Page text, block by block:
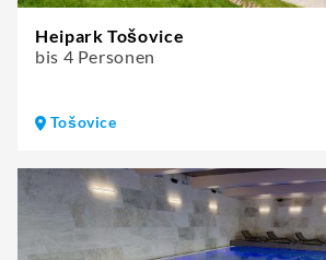
Heipark Tošovice
bis 4 Personen
Tošovice